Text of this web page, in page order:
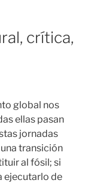
crítica,
global nos
ellas pasan
jornadas
transición
al fósil; si
ejecutarlo de